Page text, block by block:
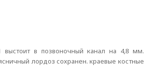
выстоит в позвоночный канал на 4,8 мм.
лордоз сохранен. краевые костные